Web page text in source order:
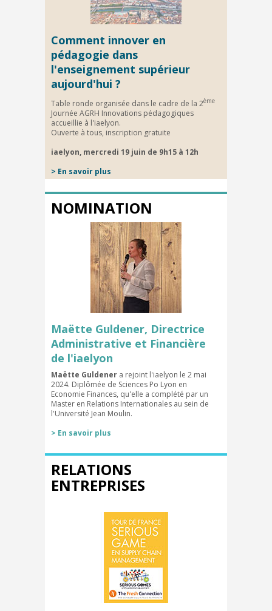
Comment innover en
pédagogie dans
l'enseignement supérieur
aujourd'hui ?
Table ronde organisée dans le cadre de la 2ème
Journée AGRH Innovations pédagogiques
accueillie à l'iaelyon.
Ouverte à tous, inscription gratuite
iaelyon, mercredi 19 juin de 9h15 à 12h
> En savoir plus
NOMINATION
Maëtte Guldener, Directrice
Administrative et Financière
de l'iaelyon
Maëtte Guldener a rejoint l'iaelyon le 2 mai
2024. Diplômée de Sciences Po Lyon en
Economie Finances, qu'elle a complété par un
Master en Relations Internationales au sein de
l'Université Jean Moulin.
> En savoir plus
RELATIONS
ENTREPRISES